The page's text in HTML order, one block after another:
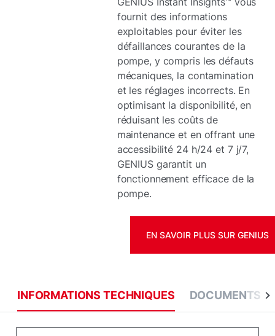
fournit des informations
exploitables pour éviter les
défaillances courantes de la
pompe, y compris les défauts
mécaniques, la contamination
et les réglages incorrects. En
optimisant la disponibilité, en
réduisant les coûts de
maintenance et en offrant une
accessibilité 24 h/24 et 7 j/7,
GENIUS garantit un
fonctionnement efficace de la
pompe.
EN SAVOIR PLUS SUR GENIUS
INFORMATIONS TECHNIQUES DOCUMENTS